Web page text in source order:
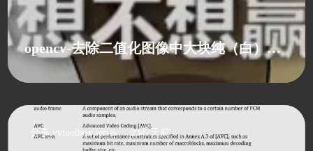
opencv-去除二值化图像中大块纯（白）色的方法
分享,vvtoolbox series 2347天前